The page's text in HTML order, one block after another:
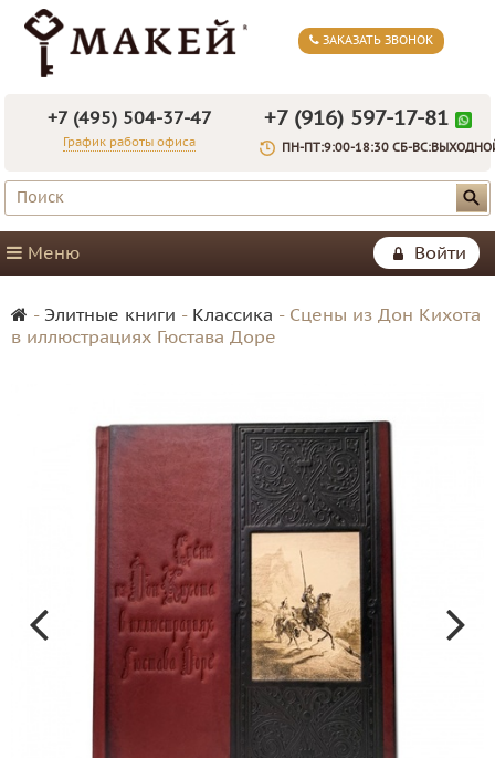
ЗАКАЗАТЬ ЗВОНОК
+7 (495) 504-37-47
График работы офиса
+7 (916) 597-17-81
ПН-ПТ:9:00-18:30 СБ-
Войти
Меню
- Элитные книги - Классика - Сцены из Дон Кихота
в иллюстрациях Гюстава Доре